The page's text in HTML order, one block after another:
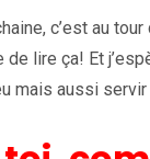
c’est au
de lire ça! Et
mais aussi